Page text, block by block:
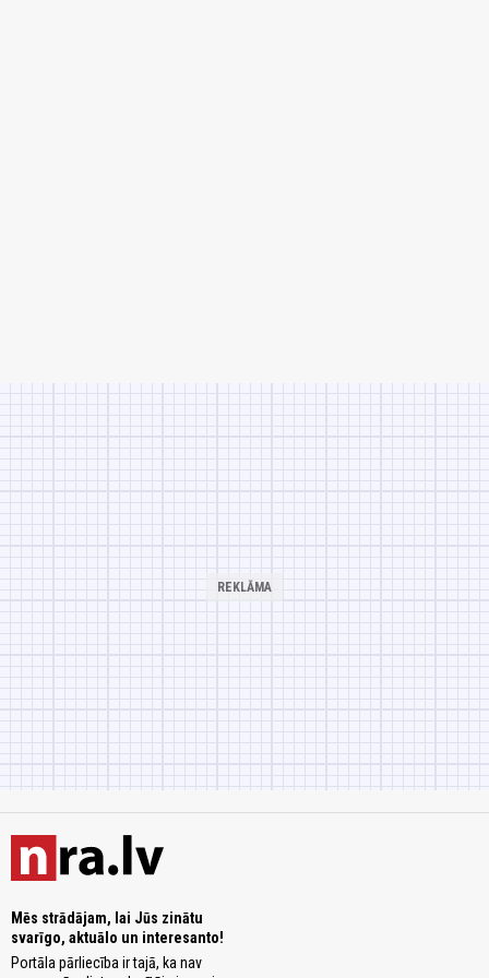
Mēs strādājam, lai Jūs zinātu
svarīgo, aktuālo un interesanto!
Portāla pārliecība ir tajā, ka nav